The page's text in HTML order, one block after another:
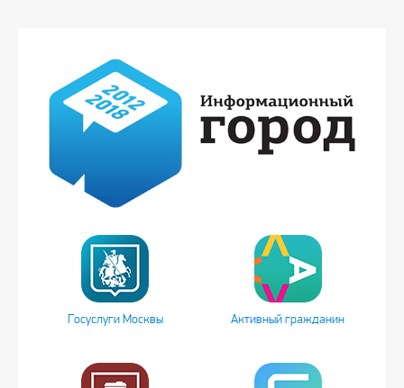
Госуслуги Москвы Активный гражданин